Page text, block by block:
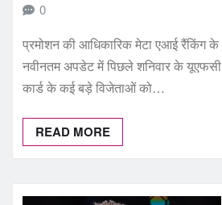
0
प्रमोशन की आधिकारिक मेटा एआई रैंकिंग के
नवीनतम अपडेट में पिछले शनिवार के यूएफसी
कार्ड के कई बड़े विजेताओं को…
READ MORE